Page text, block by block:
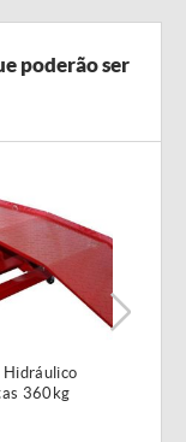
poderão ser
Hidráulico
360kg